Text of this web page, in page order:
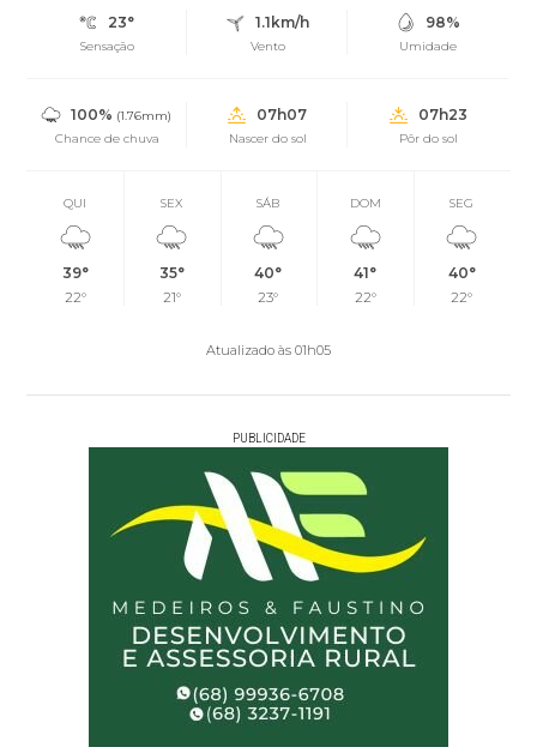
23°
Sensação
1.1km/h
Vento
98%
Umidade
100% (1.76mm)
Chance de chuva
07h07
Nascer do sol
07h23
Pôr do sol
QUI
39°
22°
SEX
35°
21°
SÁB
40°
23°
DOM
41°
22°
SEG
40°
22°
Atualizado às 01h05
PUBLICIDADE